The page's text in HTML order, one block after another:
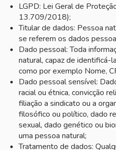
LGPD: Lei Geral de
13.709/2018);
Titular de dados: Pessoa
se referem os dados
Dado pessoal: Toda
natural, capaz de identificá-
como por exemplo Nome,
Dado pessoal sensível:
racial ou étnica, convicção
filiação a sindicato ou a
filosófico ou político, dado
sexual, dado genético ou
uma pessoa natural;
Tratamento de dados: